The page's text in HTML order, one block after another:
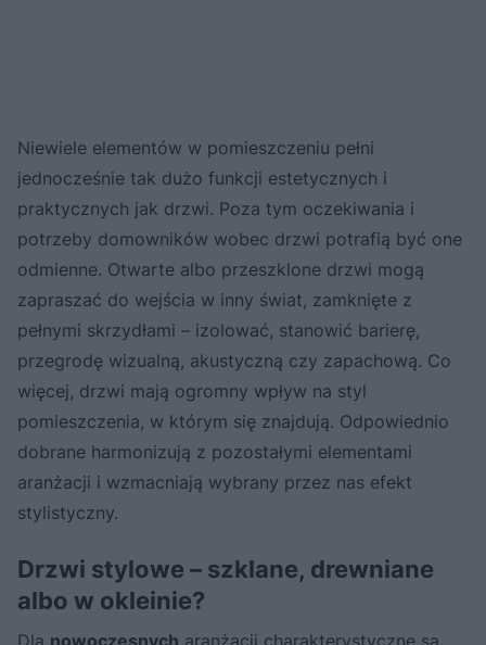
Niewiele elementów w pomieszczeniu pełni
jednocześnie tak dużo funkcji estetycznych i
praktycznych jak drzwi. Poza tym oczekiwania i
potrzeby domowników wobec drzwi potrafią być one
odmienne. Otwarte albo przeszklone drzwi mogą
zapraszać do wejścia w inny świat, zamknięte z
pełnymi skrzydłami – izolować, stanowić barierę,
przegrodę wizualną, akustyczną czy zapachową. Co
więcej, drzwi mają ogromny wpływ na styl
pomieszczenia, w którym się znajdują. Odpowiednio
dobrane harmonizują z pozostałymi elementami
aranżacji i wzmacniają wybrany przez nas efekt
stylistyczny.
Drzwi stylowe – szklane, drewniane
albo w okleinie?
Dla nowoczesnych aranżacji charakterystyczne są